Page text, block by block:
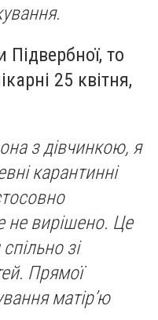
то
25 квітня,
з дівчинкою, я
карантинні
не вирішено. Це
зі
Прямої
матір’ю